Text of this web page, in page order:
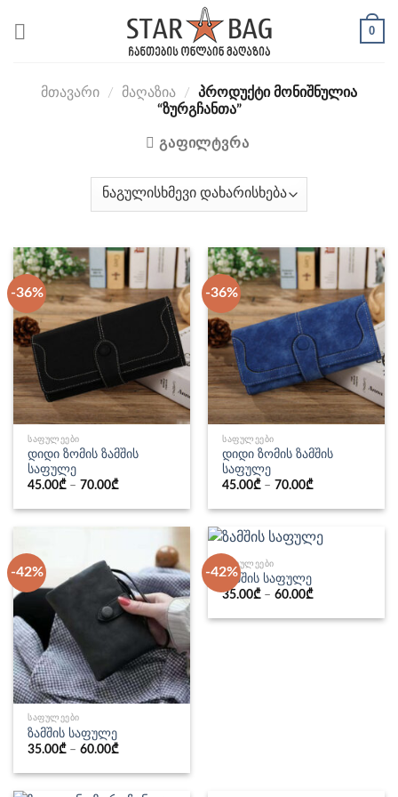
0
ᲛᲗᲐᲕᲐᲠᲘ / ᲛᲐᲦᲐᲖᲘᲐ /
ᲞᲠᲝᲓᲣᲥᲢᲘ ᲛᲝᲜᲘᲨᲜᲣᲚᲘᲐ
“ᲖᲣᲠᲒᲩᲐᲜᲗᲐ”
ᲒᲐᲤᲘᲚᲢᲕᲠᲐ
-36%
ᲡᲐᲤᲣᲚᲔᲔᲑᲘ
დიდი ზომის ზამშის
საფულე
45.00₾– 70.00₾
-36%
ᲡᲐᲤᲣᲚᲔᲔᲑᲘ
დიდი ზომის ზამშის
საფულე
45.00₾– 70.00₾
-42%
ᲡᲐᲤᲣᲚᲔᲔᲑᲘ
ზამშის საფულე
35.00₾–60.00₾
-42%
ᲡᲐᲤᲣᲚᲔᲔᲑᲘ
ზამშის საფულე
35.00₾–60.00₾